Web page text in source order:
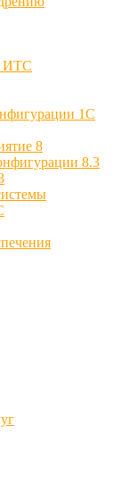
ИТС
1С
8
8.3